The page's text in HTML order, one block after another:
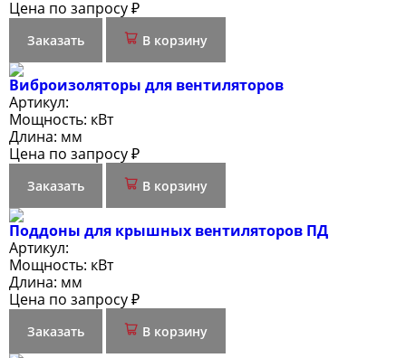
Цена по запросу ₽
Заказать В корзину
Виброизоляторы для вентиляторов
Артикул:
Мощность: кВт
Длина: мм
Цена по запросу ₽
Заказать В корзину
Поддоны для крышных вентиляторов ПД
Артикул:
Мощность: кВт
Длина: мм
Цена по запросу ₽
Заказать В корзину